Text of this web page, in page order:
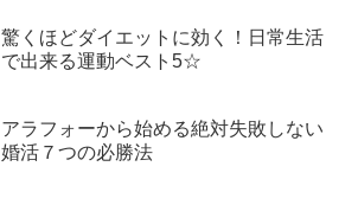
驚くほどダイエットに効く！日常生活
で出来る運動ベスト5☆
アラフォーから始める絶対失敗しない
婚活７つの必勝法